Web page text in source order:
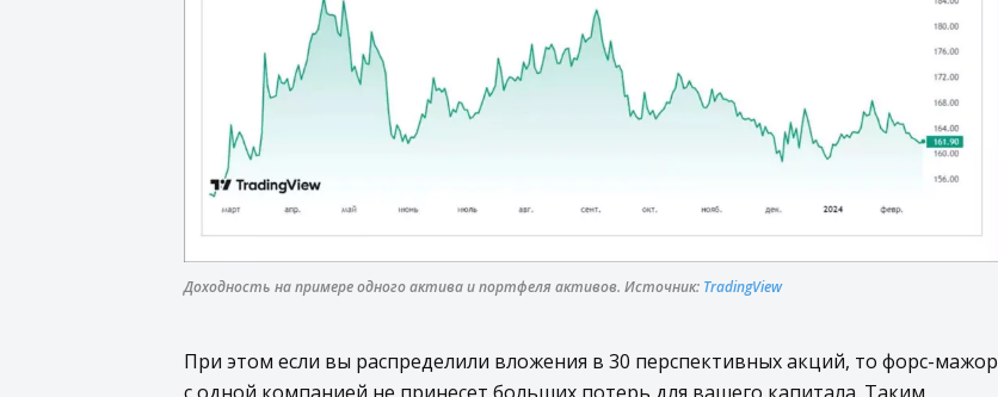
Доходность на примере одного актива и портфеля активов. Источник: TradingView
При этом если вы распределили вложения в 30 перспективных акций, то форс-мажор